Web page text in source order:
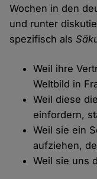
Wochen in den
und runter
spezifisch als
Weil ihre
Weltbild in
Weil diese
einfordern,
Weil sie ein
aufziehen,
Weil sie uns